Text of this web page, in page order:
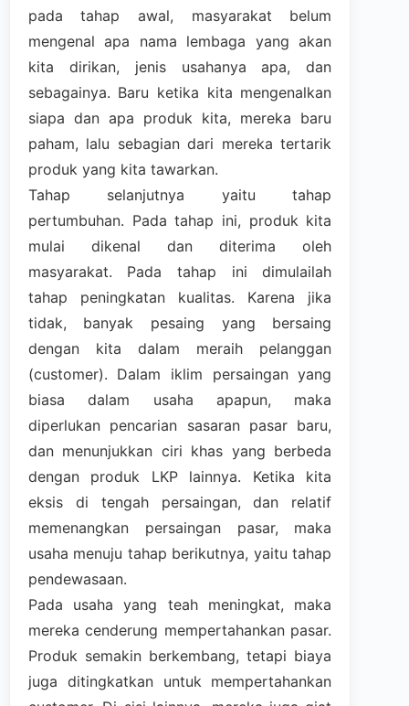
pada tahap awal, masyarakat belum
mengenal apa nama lembaga yang akan
kita dirikan, jenis usahanya apa, dan
sebagainya. Baru ketika kita mengenalkan
siapa dan apa produk kita, mereka baru
paham, lalu sebagian dari mereka tertarik
produk yang kita tawarkan.
Tahap selanjutnya yaitu tahap
pertumbuhan. Pada tahap ini, produk kita
mulai dikenal dan diterima oleh
masyarakat. Pada tahap ini dimulailah
tahap peningkatan kualitas. Karena jika
tidak, banyak pesaing yang bersaing
dengan kita dalam meraih pelanggan
(customer). Dalam iklim persaingan yang
biasa dalam usaha apapun, maka
diperlukan pencarian sasaran pasar baru,
dan menunjukkan ciri khas yang berbeda
dengan produk LKP lainnya. Ketika kita
eksis di tengah persaingan, dan relatif
memenangkan persaingan pasar, maka
usaha menuju tahap berikutnya, yaitu tahap
pendewasaan.
Pada usaha yang teah meningkat, maka
mereka cenderung mempertahankan pasar.
Produk semakin berkembang, tetapi biaya
juga ditingkatkan untuk mempertahankan